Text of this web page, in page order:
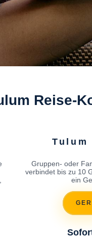
Reise-
Tulum
Gruppen- oder
verbindet bis zu 10
ein